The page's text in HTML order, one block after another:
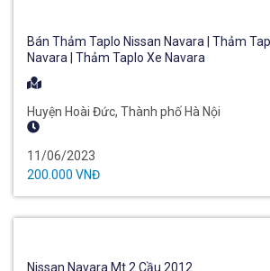
Bán Thảm Taplo Nissan Navara | Thảm
Navara | Thảm Taplo Xe Navara
Huyện Hoài Đức, Thành phố Hà Nội
11/06/2023
200.000 VNĐ
Nissan Navara Mt 2 Cầu 2012